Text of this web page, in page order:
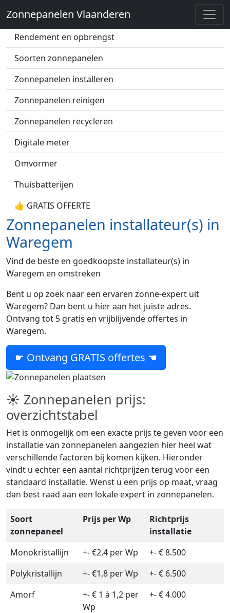
Zonnepanelen Vlaanderen
Zonnepanelen prijs
Rendement en opbrengst
Soorten zonnepanelen
Zonnepanelen installeren
Zonnepanelen reinigen
Zonnepanelen recycleren
Digitale meter
Omvormer
Thuisbatterijen
👍 GRATIS OFFERTE
Zonnepanelen installateur(s) in
Waregem
Vind de beste en goedkoopste installateur(s) in
Waregem en omstreken
Bent u op zoek naar een ervaren zonne-expert uit
Waregem? Dan bent u hier aan het juiste adres.
Ontvang tot 5 gratis en vrijblijvende offertes in
Waregem.
☛ Ontvang GRATIS offertes ☚
☀ Zonnepanelen prijs:
overzichtstabel
Het is onmogelijk om een exacte prijs te geven voor een
installatie van zonnepanelen aangezien hier heel wat
verschillende factoren bij komen kijken. Hieronder
vindt u echter een aantal richtprijzen terug voor een
standaard installatie. Wenst u een prijs op maat, vraag
dan best raad aan een lokale expert in zonnepanelen.
Soort
zonnepaneel
Prijs per Wp
Richtprijs
installatie
Monokristallijn
+- €2,4 per Wp
+- € 8.500
Polykristallijn
+- €1,8 per Wp
+- € 6.500
Amorf
+- € 1 à 1,2 per
Wp
+- € 4.000